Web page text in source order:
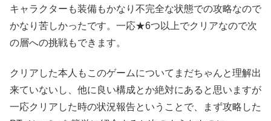
キャラクターも装備もかなり不完全な状態での攻略なので
かなり苦しかったです。一応★6つ以上でクリアなので次
の層への挑戦もできます。
クリアした本人もこのゲームについてまだちゃんと理解出
来ていないし、他に良い構成とか絶対にあると思いますが
一応クリアした時の状況報告ということで、まず攻略した